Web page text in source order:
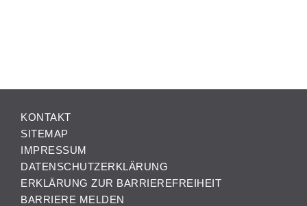
KONTAKT
SITEMAP
IMPRESSUM
DATENSCHUTZERKLÄRUNG
ERKLÄRUNG ZUR BARRIEREFREIHEIT
BARRIERE MELDEN